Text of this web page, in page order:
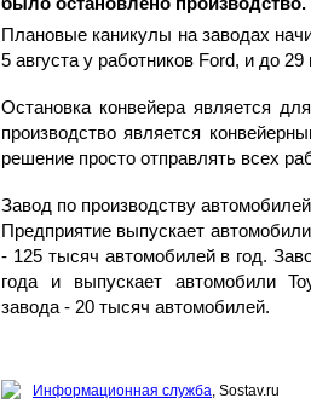
Плановые каникулы на заводах
5 августа у работников Ford, и до
Остановка конвейера является
производство является
решение просто отправлять всех
Завод по производству
Предприятие выпускает
- 125 тысяч автомобилей в год.
года и выпускает автомобили
завода - 20 тысяч автомобилей.
Информационная служба, Sostav.ru